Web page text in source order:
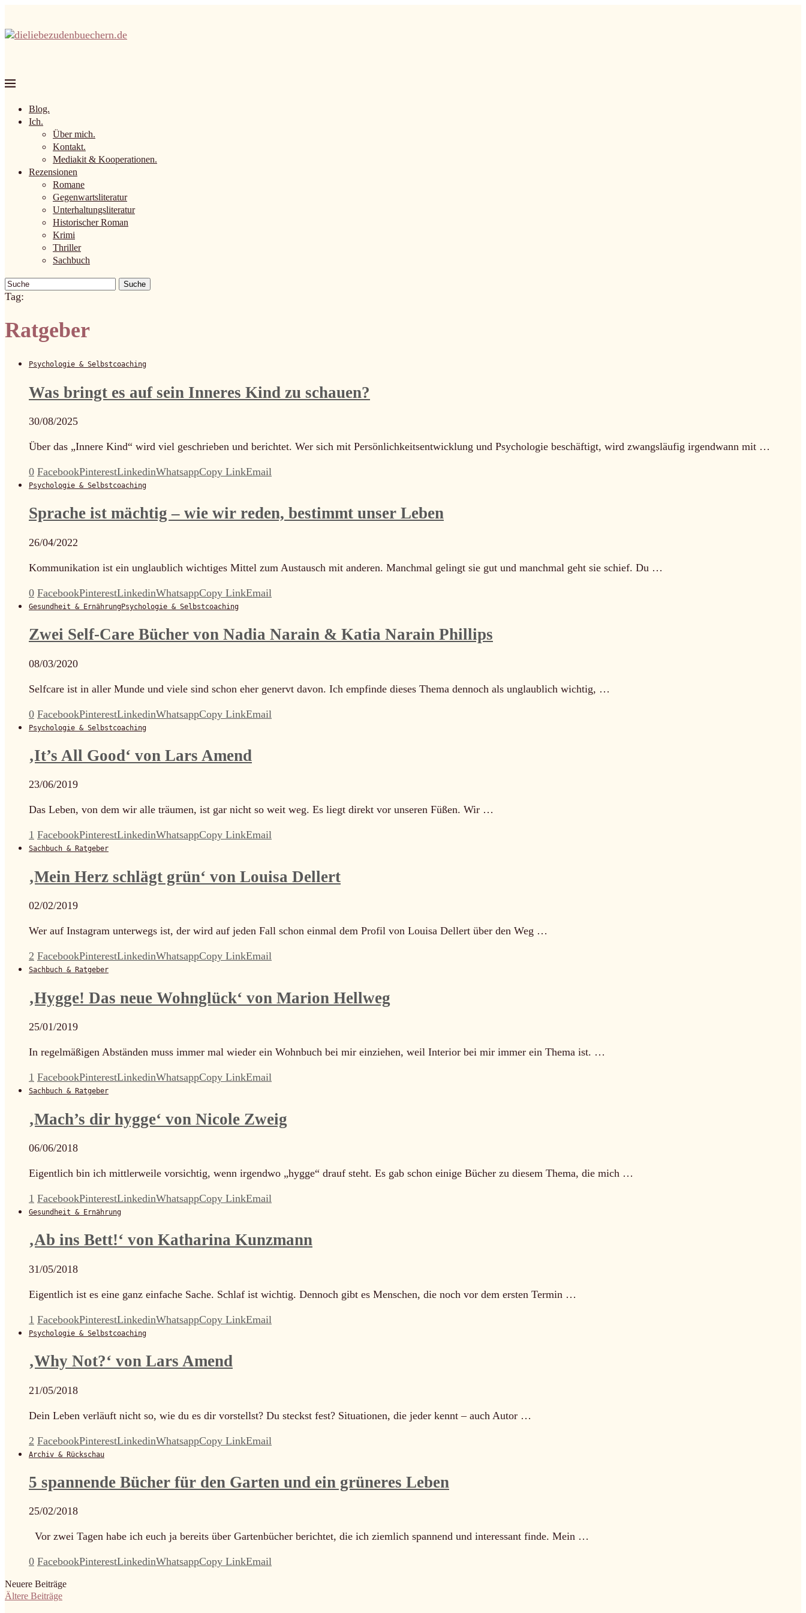
Blog.
Ich.
Über mich.
Kontakt.
Mediakit & Kooperationen.
Rezensionen
Romane
Gegenwartsliteratur
Unterhaltungsliteratur
Historischer Roman
Krimi
Thriller
Sachbuch
Suche
Tag:
Ratgeber
Psychologie & Selbstcoaching
Was bringt es auf sein Inneres Kind zu schauen?
30/08/2025
Über das „Innere Kind“ wird viel geschrieben und berichtet. Wer sich mit Persönlichkeitsentwicklung und Psychologie beschäftigt, wird zwangsläufig irgendwann mit …
0 FacebookPinterestLinkedinWhatsappCopy LinkEmail
Psychologie & Selbstcoaching
Sprache ist mächtig – wie wir reden, bestimmt unser Leben
26/04/2022
Kommunikation ist ein unglaublich wichtiges Mittel zum Austausch mit anderen. Manchmal gelingt sie gut und manchmal geht sie schief. Du …
0 FacebookPinterestLinkedinWhatsappCopy LinkEmail
Gesundheit & ErnährungPsychologie & Selbstcoaching
Zwei Self-Care Bücher von Nadia Narain & Katia Narain Phillips
08/03/2020
Selfcare ist in aller Munde und viele sind schon eher genervt davon. Ich empfinde dieses Thema dennoch als unglaublich wichtig, …
0 FacebookPinterestLinkedinWhatsappCopy LinkEmail
Psychologie & Selbstcoaching
‚It’s All Good‘ von Lars Amend
23/06/2019
Das Leben, von dem wir alle träumen, ist gar nicht so weit weg. Es liegt direkt vor unseren Füßen. Wir …
1 FacebookPinterestLinkedinWhatsappCopy LinkEmail
Sachbuch & Ratgeber
‚Mein Herz schlägt grün‘ von Louisa Dellert
02/02/2019
Wer auf Instagram unterwegs ist, der wird auf jeden Fall schon einmal dem Profil von Louisa Dellert über den Weg …
2 FacebookPinterestLinkedinWhatsappCopy LinkEmail
Sachbuch & Ratgeber
‚Hygge! Das neue Wohnglück‘ von Marion Hellweg
25/01/2019
In regelmäßigen Abständen muss immer mal wieder ein Wohnbuch bei mir einziehen, weil Interior bei mir immer ein Thema ist. …
1 FacebookPinterestLinkedinWhatsappCopy LinkEmail
Sachbuch & Ratgeber
‚Mach’s dir hygge‘ von Nicole Zweig
06/06/2018
Eigentlich bin ich mittlerweile vorsichtig, wenn irgendwo „hygge“ drauf steht. Es gab schon einige Bücher zu diesem Thema, die mich …
1 FacebookPinterestLinkedinWhatsappCopy LinkEmail
Gesundheit & Ernährung
‚Ab ins Bett!‘ von Katharina Kunzmann
31/05/2018
Eigentlich ist es eine ganz einfache Sache. Schlaf ist wichtig. Dennoch gibt es Menschen, die noch vor dem ersten Termin …
1 FacebookPinterestLinkedinWhatsappCopy LinkEmail
Psychologie & Selbstcoaching
‚Why Not?‘ von Lars Amend
21/05/2018
Dein Leben verläuft nicht so, wie du es dir vorstellst? Du steckst fest? Situationen, die jeder kennt – auch Autor …
2 FacebookPinterestLinkedinWhatsappCopy LinkEmail
Archiv & Rückschau
5 spannende Bücher für den Garten und ein grüneres Leben
25/02/2018
Vor zwei Tagen habe ich euch ja bereits über Gartenbücher berichtet, die ich ziemlich spannend und interessant finde. Mein …
0 FacebookPinterestLinkedinWhatsappCopy LinkEmail
Neuere Beiträge
Ältere Beiträge